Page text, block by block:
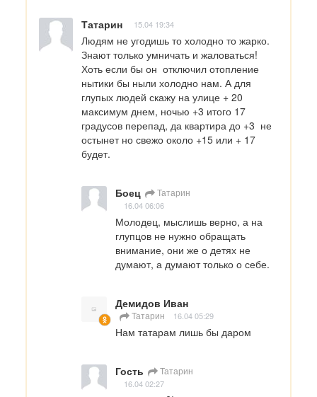
Татарин 15.04 19:34
Людям не угодишь то холодно то жарко.
Знают только умничать и жаловаться!
Хоть если бы он  отключил отопление
нытики бы ныли холодно нам. А для
глупых людей скажу на улице + 20
максимум днем, ночью +3 итого 17
градусов перепад, да квартира до +3  не
остынет но свежо около +15 или + 17
будет.
Боец Татарин
16.04 06:06
Молодец, мыслишь верно, а на
глупцов не нужно обращать
внимание, они же о детях не
думают, а думают только о себе.
Демидов Иван
Татарин 16.04 05:29
Нам татарам лишь бы даром
Гость Татарин
16.04 02:27